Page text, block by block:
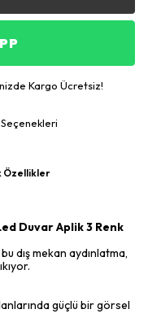
Kargo Ücretsiz!
Özellikler
Duvar Aplik 3 Renk
dış mekan aydınlatma,
güçlü bir görsel